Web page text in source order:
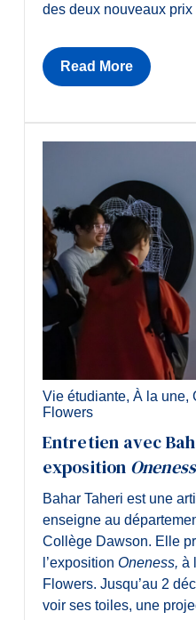
des deux nouveaux
Read More
Vie étudiante, À la une,
Flowers
Entretien avec
exposition Oneness
Bahar Taheri est une
enseigne au
Collège Dawson. Elle
l’exposition Oneness, à
Flowers. Jusqu’au 2
voir ses toiles, une